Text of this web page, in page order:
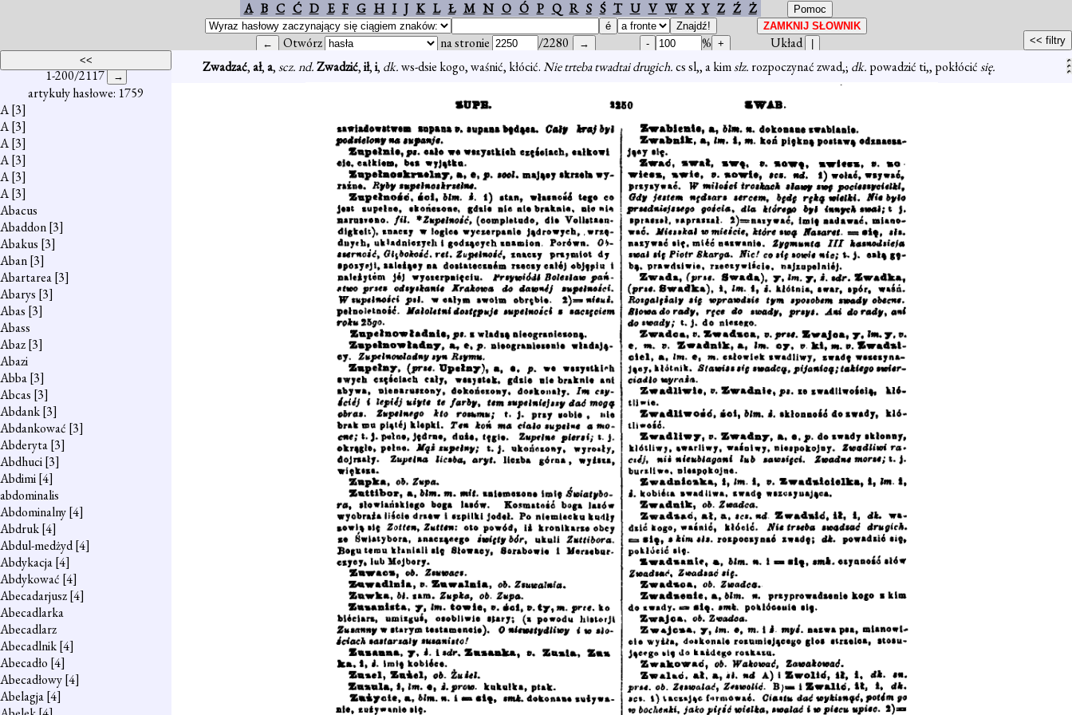
A B C Ć D E F G H I J K L Ł M N O Ó P Q R S Ś T U V W X Y Z Ź Ż
Otwórz na stronie /2280 %
Układ
1-200/2117
artykuły hasłowe: 1759
A[3]
A[3]
A[3]
A[3]
A[3]
A[3]
Abacus
Abaddon[3]
Abakus [3]
Aban[3]
Abartarea[3]
Abarys [3]
Abas [3]
Abass
Abaz[3]
Abazi
Abba[3]
Abcas [3]
Abdank[3]
Abdankować [3]
Abderyta[3]
Abdhuci[3]
Abdimi[4]
abdominalis
Abdominalny[4]
Abdruk[4]
Abdul-medżyd[4]
Abdykacja[4]
Abdykować [4]
Abecadarjusz[4]
Abecadlarka
Abecadlarz
Abecadlnik[4]
Abecadło [4]
Abecadłowy[4]
Abelagja[4]
Zwadzać,ał,a,scz. nd.Zwadzić,ił,i, dk.ws-dsie kogo, waśnić, kłócić.Nie trteba twadtai drugich.cs sl,, a kimsłz. rozpoczynać zwad,; dk. powadzić ti,, pokłócićsię.